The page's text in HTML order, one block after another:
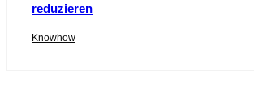
reduzieren
Knowhow